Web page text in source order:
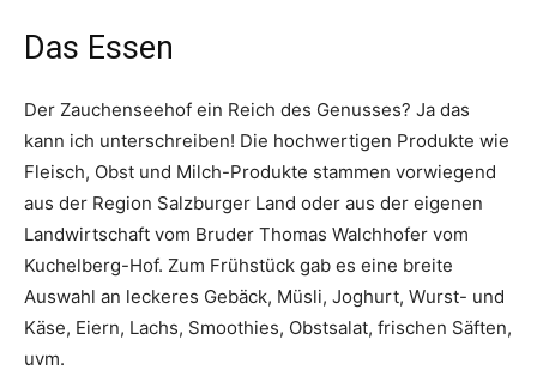
Das Essen
Der Zauchenseehof ein Reich des Genusses? Ja das
kann ich unterschreiben! Die hochwertigen Produkte wie
Fleisch, Obst und Milch-Produkte stammen vorwiegend
aus der Region Salzburger Land oder aus der eigenen
Landwirtschaft vom Bruder Thomas Walchhofer vom
Kuchelberg-Hof. Zum Frühstück gab es eine breite
Auswahl an leckeres Gebäck, Müsli, Joghurt, Wurst- und
Käse, Eiern, Lachs, Smoothies, Obstsalat, frischen Säften,
uvm.